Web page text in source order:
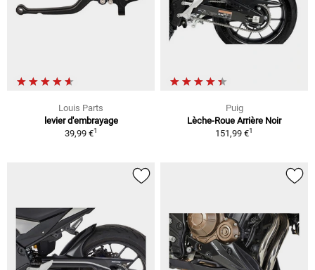
Louis Parts
levier d'embrayage
39,99 €1
Puig
Lèche-Roue Arrière Noir
151,99 €1